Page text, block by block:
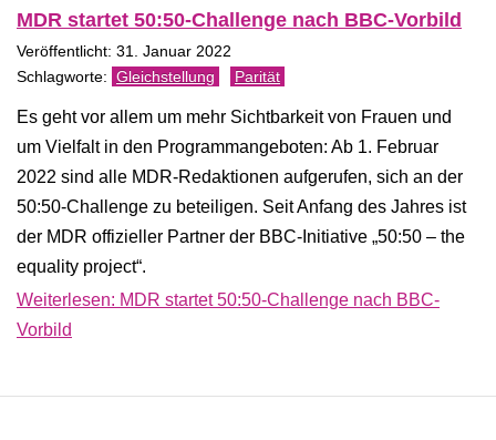
MDR startet 50:50-Challenge nach BBC-Vorbild
Veröffentlicht: 31. Januar 2022
Gleichstellung Parität
Es geht vor allem um mehr Sichtbarkeit von Frauen und
um Vielfalt in den Programmangeboten: Ab 1. Februar
2022 sind alle MDR-Redaktionen aufgerufen, sich an der
50:50-Challenge zu beteiligen. Seit Anfang des Jahres ist
der MDR offizieller Partner der BBC-Initiative „50:50 – the
equality project“.
Weiterlesen: MDR startet 50:50-Challenge nach BBC-
Vorbild